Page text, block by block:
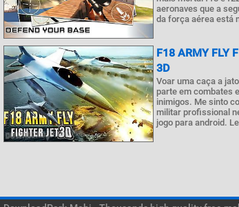
aeronaves que a
da força aérea está
F18 ARMY FLY
3D
Voar uma caça a
parte em combates
inimigos. Me sinto
militar profissional
jogo para android.